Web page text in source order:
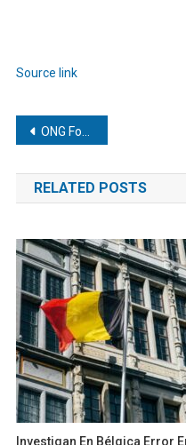
Source link
Navegación
de
entradas
ONG Foro Penal cifra en 389 el número de presos políticos en Venezuela
RELATED POSTS
Investigan En Bélgica Error